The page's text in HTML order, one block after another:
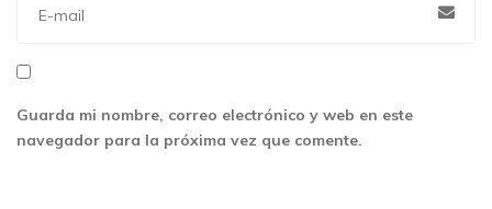
Guarda mi nombre, correo electrónico y web en este
navegador para la próxima vez que comente.